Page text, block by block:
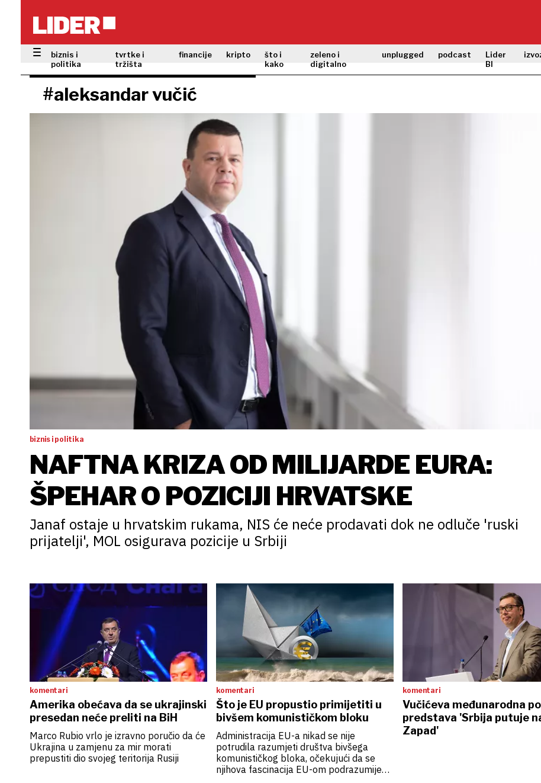
biznis i
politika
tvrtke i
tržišta
financije kripto
što i
kako
zeleno i
digitalno
unplugged podcast
Lider
BI
#aleksandar vučić
biznis i politika
NAFTNA KRIZA OD MILIJARDE EURA:
ŠPEHAR O POZICIJI HRVATSKE
Janaf ostaje u hrvatskim rukama, NIS će neće prodavati dok ne odluče 'ruski
prijatelji', MOL osigurava pozicije u Srbiji
komentari
Amerika obećava da se ukrajinski
presedan neće preliti na BiH
Marco Rubio vrlo je izravno poručio da će
Ukrajina u zamjenu za mir morati
prepustiti dio svojeg teritorija Rusiji
komentari
Što je EU propustio primijetiti u
bivšem komunističkom bloku
Administracija EU-a nikad se nije
potrudila razumjeti društva bivšega
komunističkog bloka, očekujući da se
njihova fascinacija EU-om podrazumijeva,
komentari
Vučićeva međunarodna
predstava 'Srbija putuje
Zapad'